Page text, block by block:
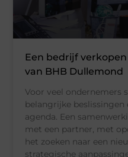
Een bedrijf
van BHB Dullemond
Voor veel ondernemers
belangrijke
agenda. Een
met een partner, met
het zoeken naar een
strategische